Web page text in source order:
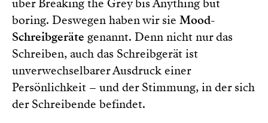
über Breaking the Grey bis Anything but
boring. Deswegen haben wir sie Mood-
Schreibgeräte genannt. Denn nicht nur das
Schreiben, auch das Schreibgerät ist
unverwechselbarer Ausdruck einer
Persönlichkeit – und der Stimmung, in der sich
der Schreibende befindet.